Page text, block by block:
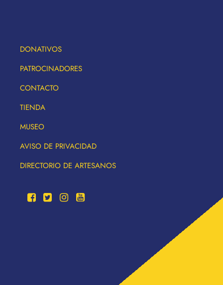
DONATIVOS
PATROCINADORES
CONTACTO
TIENDA
MUSEO
AVISO DE PRIVACIDAD
DIRECTORIO DE ARTESANOS